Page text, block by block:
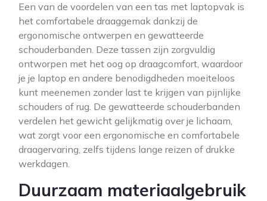
Een van de voordelen van een tas met laptopvak is
het comfortabele draaggemak dankzij de
ergonomische ontwerpen en gewatteerde
schouderbanden. Deze tassen zijn zorgvuldig
ontworpen met het oog op draagcomfort, waardoor
je je laptop en andere benodigdheden moeiteloos
kunt meenemen zonder last te krijgen van pijnlijke
schouders of rug. De gewatteerde schouderbanden
verdelen het gewicht gelijkmatig over je lichaam,
wat zorgt voor een ergonomische en comfortabele
draagervaring, zelfs tijdens lange reizen of drukke
werkdagen.
Duurzaam materiaalgebruik